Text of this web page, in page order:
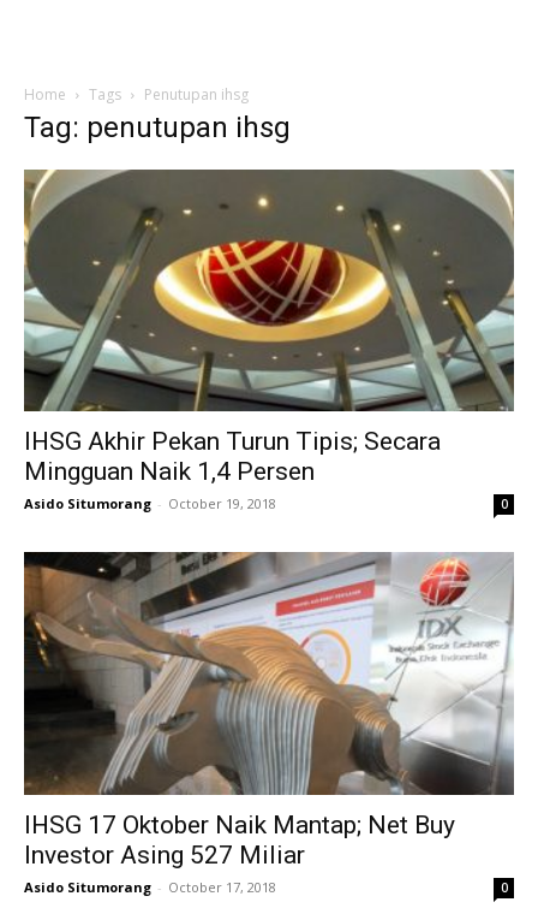
Home Tags Penutupan ihsg
Tag: penutupan ihsg
IHSG Akhir Pekan Turun Tipis; Secara
Mingguan Naik 1,4 Persen
Asido Situmorang - October 19, 2018 0
IHSG 17 Oktober Naik Mantap; Net Buy
Investor Asing 527 Miliar
Asido Situmorang - October 17, 2018 0